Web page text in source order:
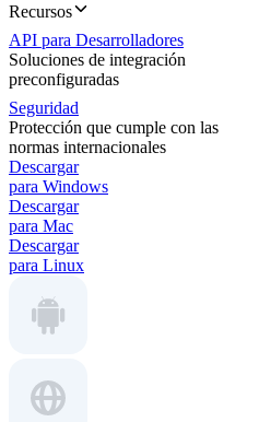
Recursos
API para Desarrolladores
Soluciones de integración
preconfiguradas
Seguridad
Protección que cumple con las
normas internacionales
Descargar
para Windows
Descargar
para Mac
Descargar
para Linux